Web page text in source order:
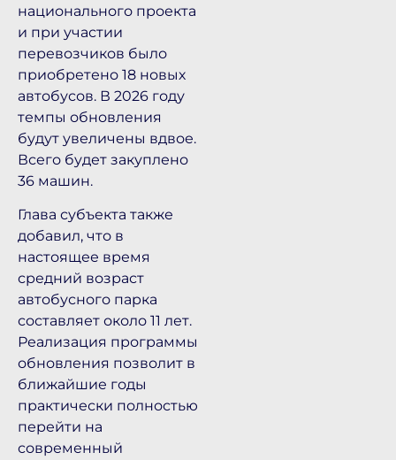
национального проекта
и при участии
перевозчиков было
приобретено 18 новых
автобусов. В 2026 году
темпы обновления
будут увеличены вдвое.
Всего будет закуплено
36 машин.
Глава субъекта также
добавил, что в
настоящее время
средний возраст
автобусного парка
составляет около 11 лет.
Реализация программы
обновления позволит в
ближайшие годы
практически полностью
перейти на
современный